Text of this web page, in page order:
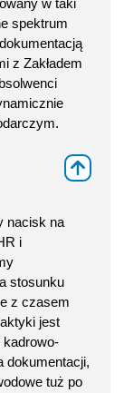
w taki
spektrum
z Zakładem
nacisk na
i
stosunku
z czasem
jest
kadrowo-
dokumentacji,
tuż po